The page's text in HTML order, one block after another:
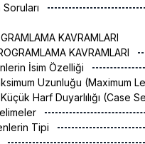
Soruları
KAVRAMLARI
KAVRAMLARI
İsim Özelliği
Uzunluğu (Maximum
Harf Duyarlılığı (Case
Tipi